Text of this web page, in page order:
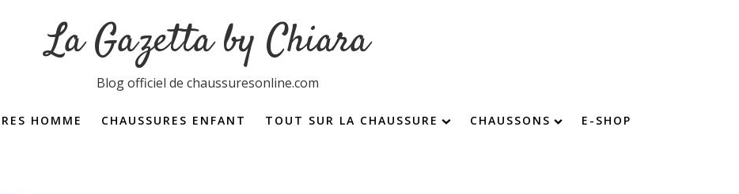
La Gazetta by Chiara
Blog officiel de chaussuresonline.com
HOMME CHAUSSURES ENFANT TOUT SUR LA CHAUSSURE CHAUSSONS E-SHOP